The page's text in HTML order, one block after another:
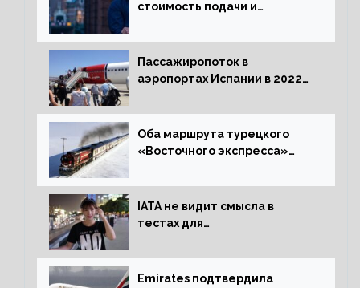
стоимость подачи и
жительство
Пассажиропоток в
аэропортах Испании в 2022
процентов
Оба маршрута турецкого
«Восточного экспресса»
IATA не видит смысла в
тестах для
Emirates подтвердила